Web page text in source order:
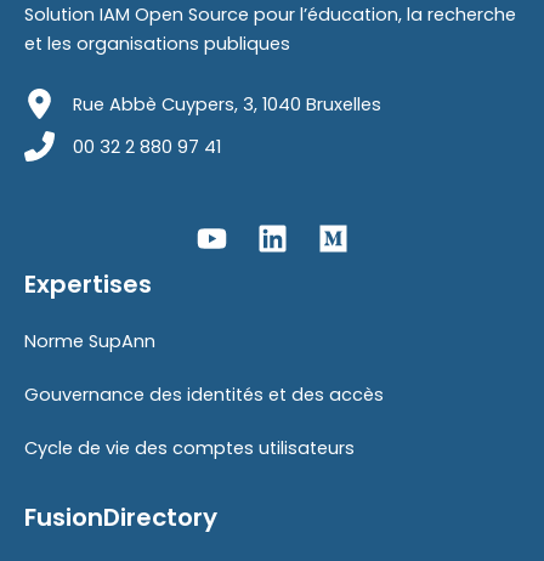
Solution IAM Open Source pour l’éducation, la recherche
et les organisations publiques
Rue Abbè Cuypers, 3, 1040 Bruxelles
00 32 2 880 97 41
Expertises
Norme SupAnn
Gouvernance des identités et des accès
Cycle de vie des comptes utilisateurs
FusionDirectory